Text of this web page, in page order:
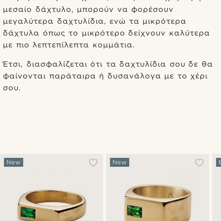
μεσαίο δάχτυλο, μπορούν να φορέσουν
μεγαλύτερα δαχτυλίδια, ενώ τα μικρότερα
δάχτυλα όπως το μικρότερο δείχνουν καλύτερα
με πιο λεπτεπίλεπτα κομμάτια.
Έτσι, διασφαλίζεται ότι τα δαχτυλίδια σου δε θα
φαίνονται παράταιρα ή δυσανάλογα με το χέρι
σου.
New New